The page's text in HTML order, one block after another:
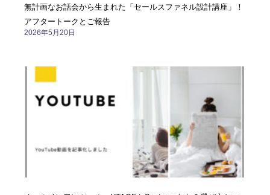
無計画なお話会から生まれた「セールスファネル設計講座」！
アフタートークとご報告
2026年5月20日